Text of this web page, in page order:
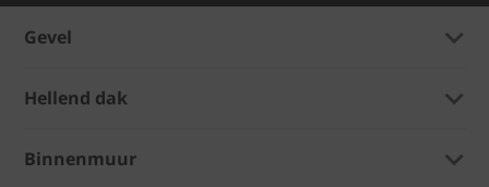
Gevel
Hellend dak
Binnenmuur